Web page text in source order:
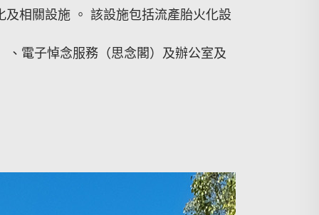
相關設施 。 該設施包括流產胎火化設
、電子悼念服務（思念閣）及辦公室及